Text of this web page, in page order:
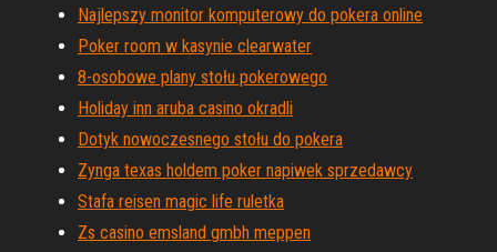
Najlepszy monitor komputerowy do pokera online
Poker room w kasynie clearwater
8-osobowe plany stołu pokerowego
Holiday inn aruba casino okradli
Dotyk nowoczesnego stołu do pokera
Zynga texas holdem poker napiwek sprzedawcy
Stafa reisen magic life ruletka
Zs casino emsland gmbh meppen